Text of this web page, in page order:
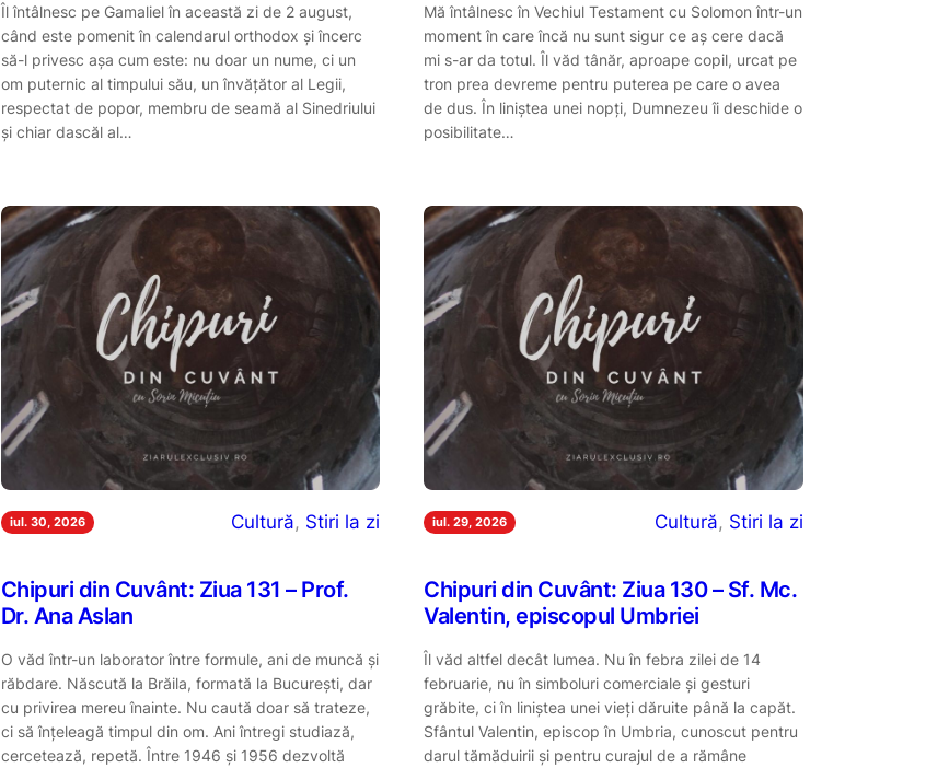
Îl întâlnesc pe Gamaliel în această zi de 2 august,
când este pomenit în calendarul orthodox și încerc
să-l privesc așa cum este: nu doar un nume, ci un
om puternic al timpului său, un învățător al Legii,
respectat de popor, membru de seamă al Sinedriului
și chiar dascăl al…
Mă întâlnesc în Vechiul Testament cu Solomon într-un
moment în care încă nu sunt sigur ce aș cere dacă
mi s-ar da totul. Îl văd tânăr, aproape copil, urcat pe
tron prea devreme pentru puterea pe care o avea
de dus. În liniștea unei nopți, Dumnezeu îi deschide o
posibilitate…
iul. 30, 2026 Cultură, Stiri la zi
Chipuri din Cuvânt: Ziua 131 – Prof.
Dr. Ana Aslan
O văd într-un laborator între formule, ani de muncă și
răbdare. Născută la Brăila, formată la București, dar
cu privirea mereu înainte. Nu caută doar să trateze,
ci să înțeleagă timpul din om. Ani întregi studiază,
cercetează, repetă. Între 1946 și 1956 dezvoltă
iul. 29, 2026 Cultură, Stiri la zi
Chipuri din Cuvânt: Ziua 130 – Sf. Mc.
Valentin, episcopul Umbriei
Îl văd altfel decât lumea. Nu în febra zilei de 14
februarie, nu în simboluri comerciale și gesturi
grăbite, ci în liniștea unei vieți dăruite până la capăt.
Sfântul Valentin, episcop în Umbria, cunoscut pentru
darul tămăduirii și pentru curajul de a rămâne